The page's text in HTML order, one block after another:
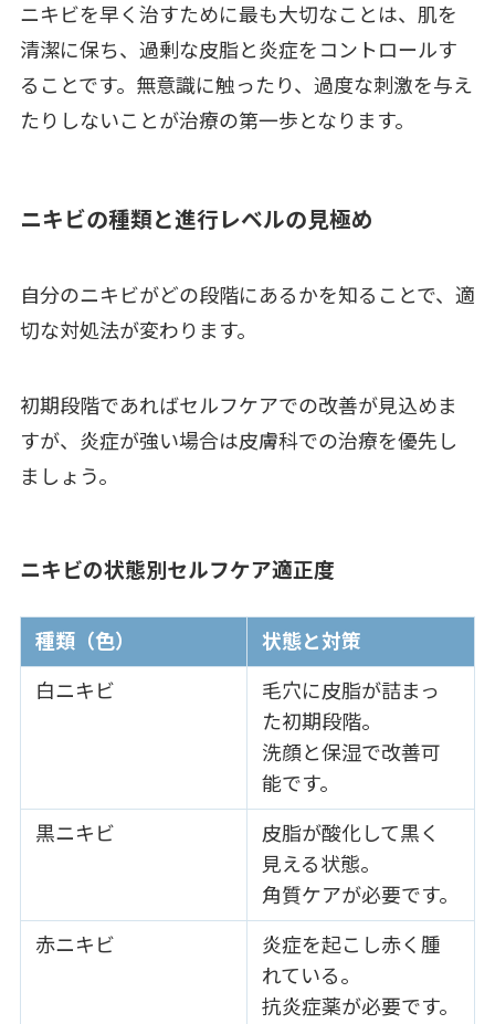
ニキビを早く治すために最も大切なことは、肌を
清潔に保ち、過剰な皮脂と炎症をコントロールす
ることです。無意識に触ったり、過度な刺激を与え
たりしないことが治療の第一歩となります。
ニキビの種類と進行レベルの見極め
自分のニキビがどの段階にあるかを知ることで、適
切な対処法が変わります。
初期段階であればセルフケアでの改善が見込めま
すが、炎症が強い場合は皮膚科での治療を優先し
ましょう。
ニキビの状態別セルフケア適正度
種類（色）
状態と対策
白ニキビ
毛穴に皮脂が詰まっ
た初期段階。
洗顔と保湿で改善可
能です。
黒ニキビ
皮脂が酸化して黒く
見える状態。
角質ケアが必要です。
赤ニキビ
炎症を起こし赤く腫
れている。
抗炎症薬が必要です。